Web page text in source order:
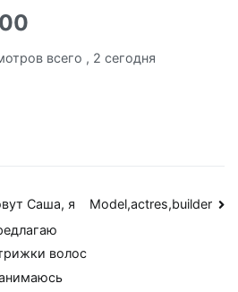
всего , 2 сегодня
Саша, я
волос
Model,actres,builder